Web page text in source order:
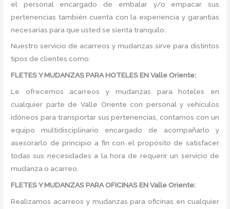
el personal encargado de embalar y/o empacar sus
pertenencias también cuenta con la experiencia y garantías
necesarias para que usted se sienta tranquilo.
Nuestro servicio de acarreos y mudanzas sirve para distintos
tipos de clientes como:
FLETES Y MUDANZAS PARA HOTELES EN Valle Oriente:
Le ofrecemos acarreos y mudanzas para hoteles en
cualquier parte de Valle Oriente con personal y vehículos
idóneos para transportar sus pertenencias, contamos con un
equipo multidisciplinario encargado de acompañarlo y
asesorarlo de principio a fin con el propósito de satisfacer
todas sus necesidades a la hora de requerir un servicio de
mudanza o acarreo.
FLETES Y MUDANZAS PARA OFICINAS EN Valle Oriente:
Realizamos acarreos y mudanzas para oficinas en cualquier